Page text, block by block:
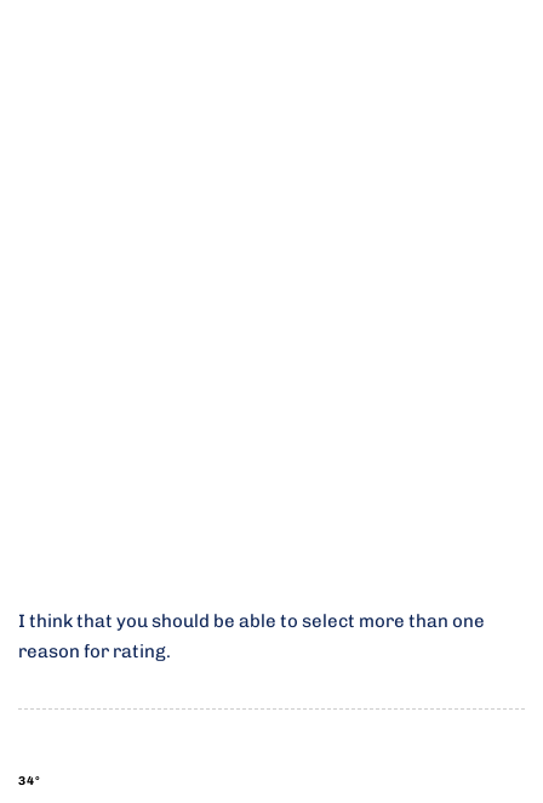
I think that you should be able to select more than one
reason for rating.
34°